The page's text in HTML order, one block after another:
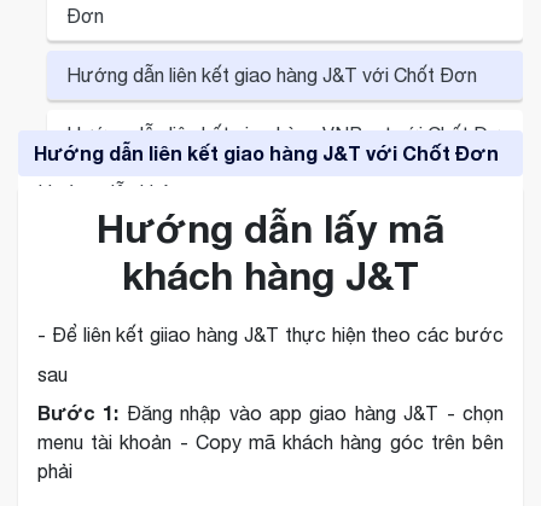
Hướng dẫn trả lời tin nhắn
Hướng dẫn thiết lập máy in
Hướng dẫn liên kết đơn vị vận chuyển
Hướng dẫn sử dụng Mini Game Livestream
Hướng dẫn tạo bình luận mẫu
Hướng dẫn liên kết đơn vị vận chuyển
Hướng dẫn thêm và phân quyền quản lý nhân viên
Đơn
Hướng dẫn liên kết giao hàng J&T với Chốt Đơn
Hướng dẫn liên kết giao hàng VNPost với Chốt Đơn
Hướng dẫn khác
Hướng dẫn nâng cấp gói dịch vụ
Hướng dẫn liên kết giao hàng J&T với Chốt Đơn
Hướng dẫn lấy mã
khách hàng J&T
- Để liên kết giiao hàng J&T thực hiện theo các bước
sau
Bước 1: Đăng nhập vào app giao hàng J&T - chọn
menu tài khoản - Copy mã khách hàng góc trên bên
phải